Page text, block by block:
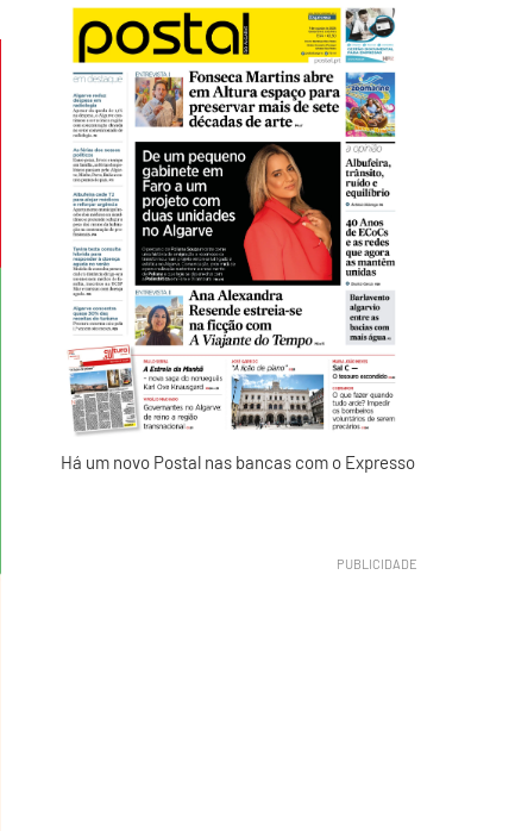
Há um novo Postal nas bancas com o Expresso